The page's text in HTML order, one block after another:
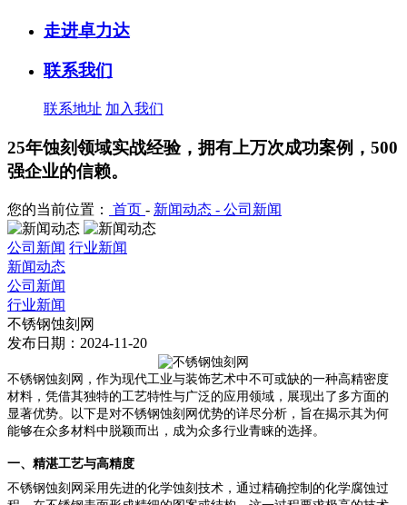
走进卓力达
联系我们
联系地址 加入我们
25年蚀刻领域实战经验，拥有上万次成功案例，500
强企业的信赖。
您的当前位置： 首页 - 新闻动态 - 公司新闻
公司新闻 行业新闻
新闻动态
公司新闻
行业新闻
不锈钢蚀刻网
发布日期：2024-11-20
不锈钢蚀刻网，作为现代工业与装饰艺术中不可或缺的一种高精密度
材料，凭借其独特的工艺特性与广泛的应用领域，展现出了多方面的
显著优势。以下是对不锈钢蚀刻网优势的详尽分析，旨在揭示其为何
能够在众多材料中脱颖而出，成为众多行业青睐的选择。
一、精湛工艺与高精度
不锈钢蚀刻网采用先进的化学蚀刻技术，通过精确控制的化学腐蚀过